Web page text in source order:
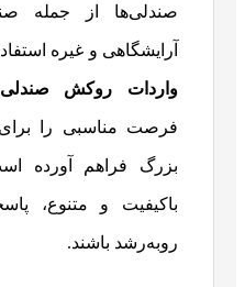
صندلی‌ها از جمله
آرایشگاهی و غیره
واردات روکش صندلی
فرصت مناسبی را
بزرگ فراهم آورده
باکیفیت و متنوع،
روبه‌رشد باشند.